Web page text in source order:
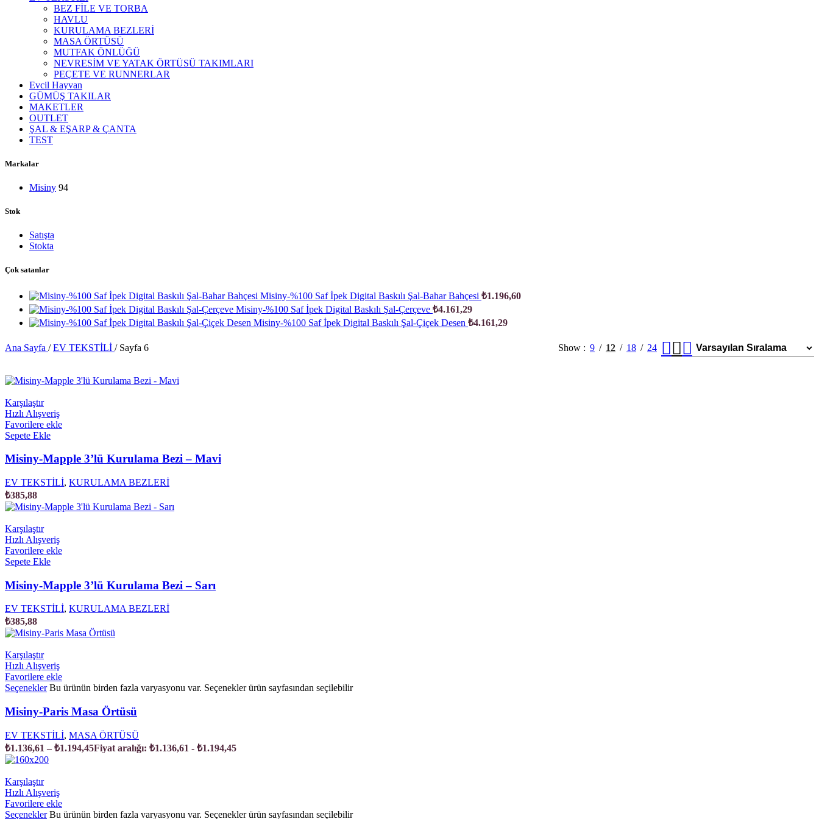
BEZ FİLE VE TORBA
HAVLU
KURULAMA BEZLERİ
MASA ÖRTÜSÜ
MUTFAK ÖNLÜĞÜ
NEVRESİM VE YATAK ÖRTÜSÜ TAKIMLARI
PEÇETE VE RUNNERLAR
Evcil Hayvan
GÜMÜŞ TAKILAR
MAKETLER
OUTLET
ŞAL & EŞARP & ÇANTA
TEST
Markalar
Misiny 94
Stok
Satışta
Stokta
Çok satanlar
Misiny-%100 Saf İpek Digital Baskılı Şal-Bahar Bahçesi ₺1.196,60
Misiny-%100 Saf İpek Digital Baskılı Şal-Çerçeve ₺4.161,29
Misiny-%100 Saf İpek Digital Baskılı Şal-Çiçek Desen ₺4.161,29
Ana Sayfa / EV TEKSTİLİ / Sayfa 6 Show 9 12 18 24
Karşılaştır
Hızlı Alışveriş
Favorilere ekle
Sepete Ekle
Misiny-Mapple 3’lü Kurulama Bezi – Mavi
EV TEKSTİLİ, KURULAMA BEZLERİ
₺385,88
Karşılaştır
Hızlı Alışveriş
Favorilere ekle
Sepete Ekle
Misiny-Mapple 3’lü Kurulama Bezi – Sarı
EV TEKSTİLİ, KURULAMA BEZLERİ
₺385,88
Karşılaştır
Hızlı Alışveriş
Favorilere ekle
Seçenekler Bu ürünün birden fazla varyasyonu var. Seçenekler ürün sayfasından seçilebilir
Misiny-Paris Masa Örtüsü
EV TEKSTİLİ, MASA ÖRTÜSÜ
₺1.136,61 –₺1.194,45Fiyat aralığı: ₺1.136,61 - ₺1.194,45
Karşılaştır
Hızlı Alışveriş
Favorilere ekle
Seçenekler Bu ürünün birden fazla varyasyonu var. Seçenekler ürün sayfasından seçilebilir